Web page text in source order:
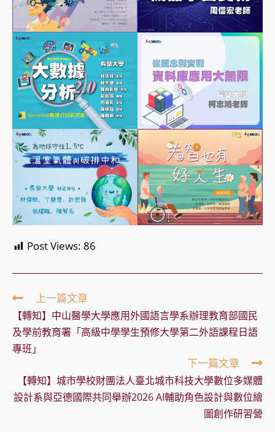
Post Views: 86
Read
more
articles
上一篇文章
【轉知】中山醫學大學應用外國語言學系辦理教育部國民
及學前教育署「高級中學學生預修大學第二外語課程日語
專班」
下一篇文章
【轉知】城市學校財團法人臺北城市科技大學數位多媒體
設計系與亞德國際共同舉辦2026 AI輔助角色設計與數位繪
圖創作研習營